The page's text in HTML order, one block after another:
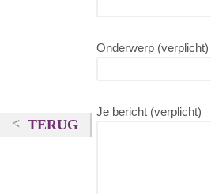
Onderwerp (verplicht)
Je bericht (verplicht)
TERUG